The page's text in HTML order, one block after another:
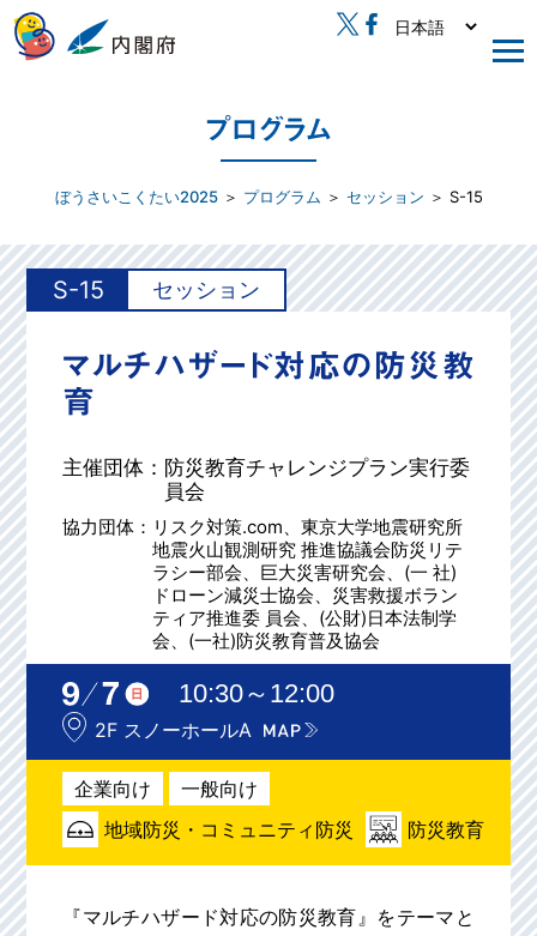
プログラム
ぼうさいこくたい2025＞ プログラム ＞ セッション ＞ S-15
S-15 セッション
マルチハザード対応の防災教
育
主催団体： 防災教育チャレンジプラン実行委
員会
協力団体： リスク対策.com、東京大学地震研究所
地震火山観測研究 推進協議会防災リテ
ラシー部会、巨大災害研究会、(一 社)
ドローン減災士協会、災害救援ボラン
ティア推進委 員会、(公財)日本法制学
会、(一社)防災教育普及協会
10:30～12:00
2F スノーホールA
企業向け
一般向け
地域防災・コミュニティ防災
防災教育
『マルチハザード対応の防災教育』をテーマと